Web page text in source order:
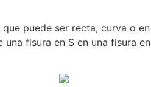
que puede ser recta, curva o
fisura en S en una fisura